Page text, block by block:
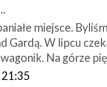
miejsce.
Gardą. W lipcu
Na górze